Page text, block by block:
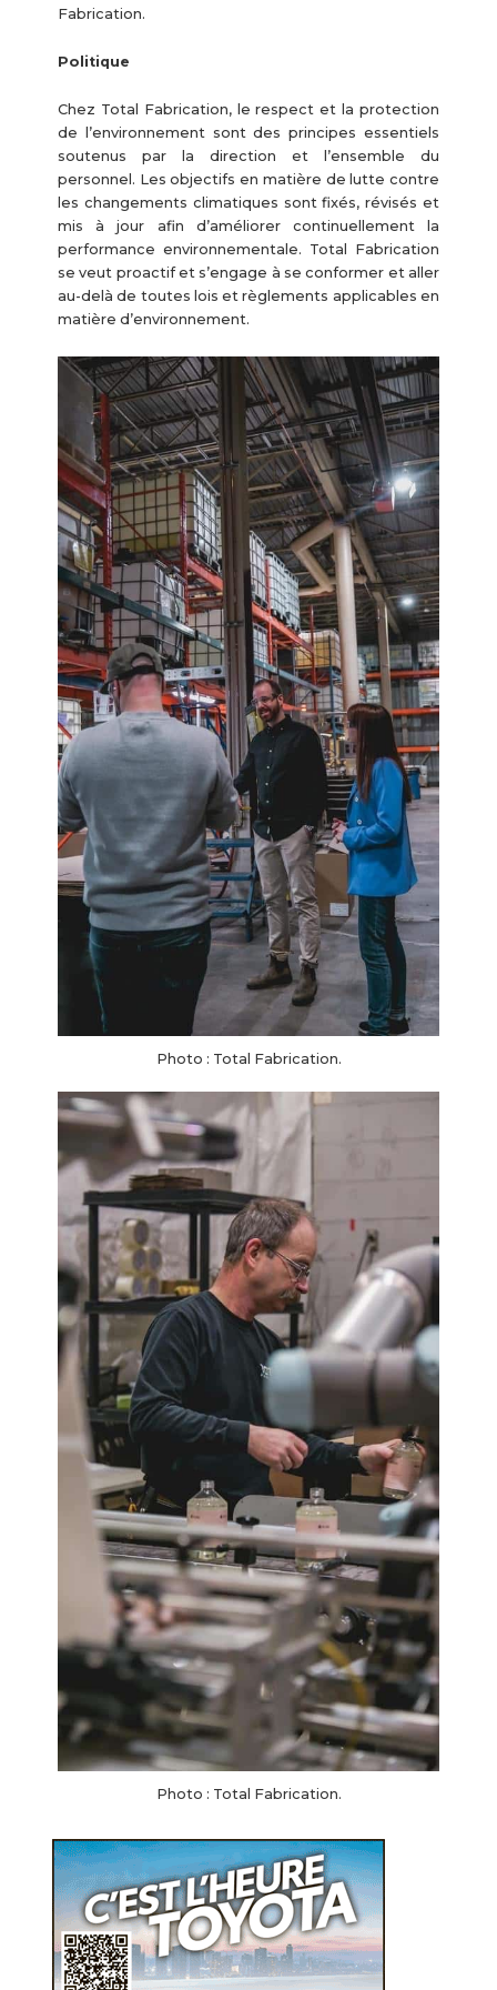
Fabrication.
Politique
Chez Total Fabrication, le respect et la protection
de l’environnement sont des principes essentiels
soutenus par la direction et l’ensemble du
personnel. Les objectifs en matière de lutte contre
les changements climatiques sont fixés, révisés et
mis à jour afin d’améliorer continuellement la
performance environnementale. Total Fabrication
se veut proactif et s’engage à se conformer et aller
au-delà de toutes lois et règlements applicables en
matière d’environnement.
Photo : Total Fabrication.
Photo : Total Fabrication.